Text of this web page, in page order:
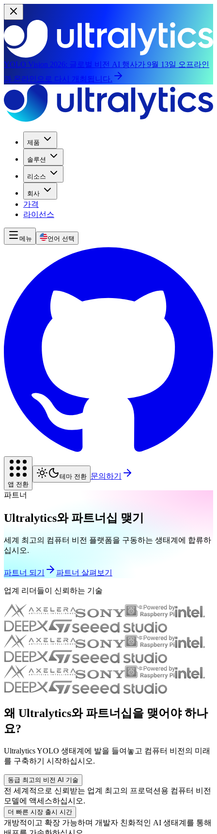
YOLO Vision 2026: 글로벌 비전 AI 행사가 9월 13일 오프라인
과 온라인으로 다시 개최됩니다.
제품
솔루션
리소스
회사
가격
라이선스
메뉴 언어 선택
앱 전환
테마 전환 문의하기
파트너
Ultralytics와 파트너십 맺기
세계 최고의 컴퓨터 비전 플랫폼을 구동하는 생태계에 합류하
십시오.
파트너 되기 파트너 살펴보기
업계 리더들이 신뢰하는 기술
왜 Ultralytics와 파트너십을 맺어야 하나
요?
Ultralytics YOLO 생태계에 발을 들여놓고 컴퓨터 비전의 미래
를 구축하기 시작하십시오.
동급 최고의 비전 AI 기술
전 세계적으로 신뢰받는 업계 최고의 프로덕션용 컴퓨터 비전
모델에 액세스하십시오.
더 빠른 시장 출시 시간
개방적이고 확장 가능하며 개발자 친화적인 AI 생태계를 통해